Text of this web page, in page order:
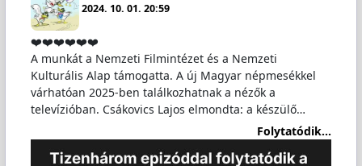
2024. 10. 01. 20:59
❤️❤️❤️❤️❤️❤️
A munkát a Nemzeti Filmintézet és a Nemzeti
Kulturális Alap támogatta. A új Magyar népmesékkel
várhatóan 2025-ben találkozhatnak a nézők a
televízióban. Csákovics Lajos elmondta: a készülő…
Folytatódik...